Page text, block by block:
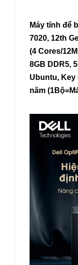
Máy tính để
7020, 12th
(4 Cores/
8GB DDR5,
Ubuntu, Key
năm